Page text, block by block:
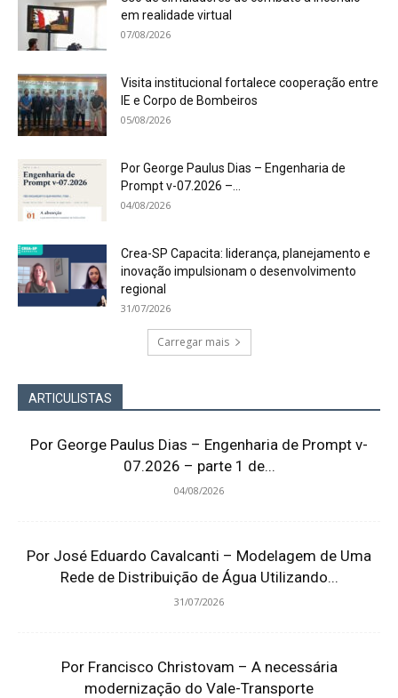
em realidade virtual
07/08/2026
Visita institucional fortalece cooperação entre
IE e Corpo de Bombeiros
05/08/2026
Por George Paulus Dias – Engenharia de
Prompt v-07.2026 –...
04/08/2026
Crea-SP Capacita: liderança, planejamento e
inovação impulsionam o desenvolvimento
regional
31/07/2026
Carregar mais
ARTICULISTAS
Por George Paulus Dias – Engenharia de Prompt v-
07.2026 – parte 1 de...
04/08/2026
Por José Eduardo Cavalcanti – Modelagem de Uma
Rede de Distribuição de Água Utilizando...
31/07/2026
Por Francisco Christovam – A necessária
modernização do Vale-Transporte